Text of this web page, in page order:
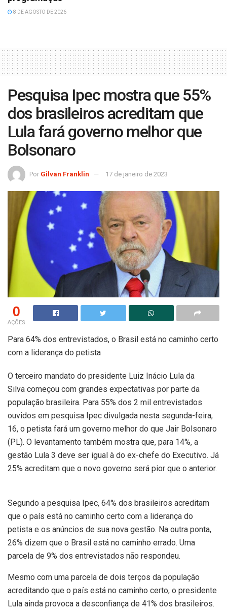
8 DE AGOSTO DE 2026
Pesquisa Ipec mostra que 55%
dos brasileiros acreditam que
Lula fará governo melhor que
Bolsonaro
Por Gilvan Franklin 17 de janeiro de 2023
0
AÇÕES
Para 64% dos entrevistados, o Brasil está no caminho certo
com a liderança do petista
O terceiro mandato do presidente Luiz Inácio Lula da
Silva começou com grandes expectativas por parte da
população brasileira. Para 55% dos 2 mil entrevistados
ouvidos em pesquisa Ipec divulgada nesta segunda-feira,
16, o petista fará um governo melhor do que Jair Bolsonaro
(PL). O levantamento também mostra que, para 14%, a
gestão Lula 3 deve ser igual à do ex-chefe do Executivo. Já
25% acreditam que o novo governo será pior que o anterior.
Segundo a pesquisa Ipec, 64% dos brasileiros acreditam
que o país está no caminho certo com a liderança do
petista e os anúncios de sua nova gestão. Na outra ponta,
26% dizem que o Brasil está no caminho errado. Uma
parcela de 9% dos entrevistados não respondeu.
Mesmo com uma parcela de dois terços da população
acreditando que o país está no caminho certo, o presidente
Lula ainda provoca a desconfiança de 41% dos brasileiros.